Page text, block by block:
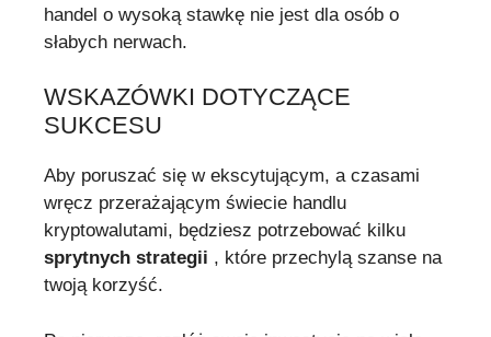
handel o wysoką stawkę nie jest dla osób o
słabych nerwach.
WSKAZÓWKI DOTYCZĄCE
SUKCESU
Aby poruszać się w ekscytującym, a czasami
wręcz przerażającym świecie handlu
kryptowalutami, będziesz potrzebować kilku
sprytnych strategii , które przechylą szanse na
twoją korzyść.